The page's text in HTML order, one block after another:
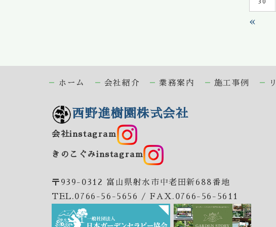
30
«
ホーム 会社紹介 業務案内 施工事例
西野進樹園株式会社
会社instagram
きのこぐみinstagram
〒939-0312 富山県射水市中老田新688番地
TEL.0766-56-5656 / FAX.0766-56-5611